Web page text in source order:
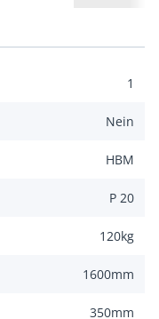
1
Nein
HBM
P 20
120kg
1600mm
350mm